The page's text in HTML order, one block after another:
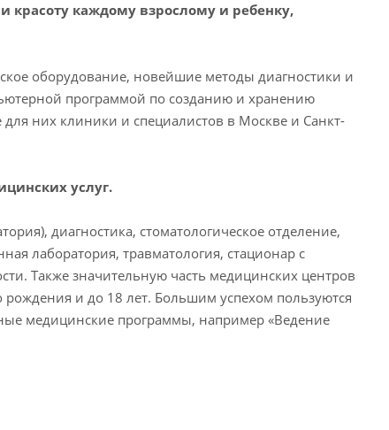
красоту каждому взрослому и ребенку,
оборудование, новейшие методы диагностики и
программой по созданию и хранению
них клиники и специалистов в Москве и Санкт-
услуг.
диагностика, стоматологическое отделение,
лаборатория, травматология, стационар с
Также значительную часть медицинских центров
рождения и до 18 лет. Большим успехом пользуются
медицинские программы, например «Ведение